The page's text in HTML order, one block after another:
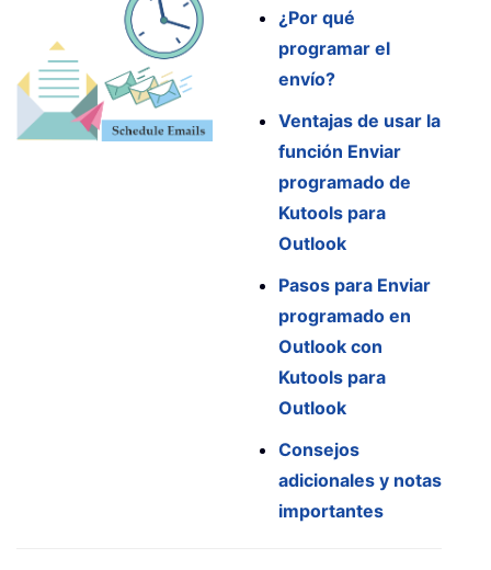
¿Por qué
programar el
envío?
Ventajas de usar la
función Enviar
programado de
Kutools para
Outlook
Pasos para Enviar
programado en
Outlook con
Kutools para
Outlook
Consejos
adicionales y notas
importantes